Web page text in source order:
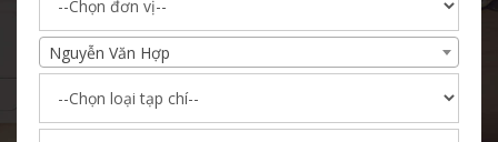
Nguyễn Văn Hợp